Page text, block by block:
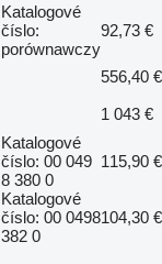
Katalogové
číslo:
porównawczy
92,73 €
556,40 €
1 043 €
Katalogové
číslo: 00 049
8 380 0
115,90 €
Katalogové
číslo: 00 0498
382 0
104,30 €